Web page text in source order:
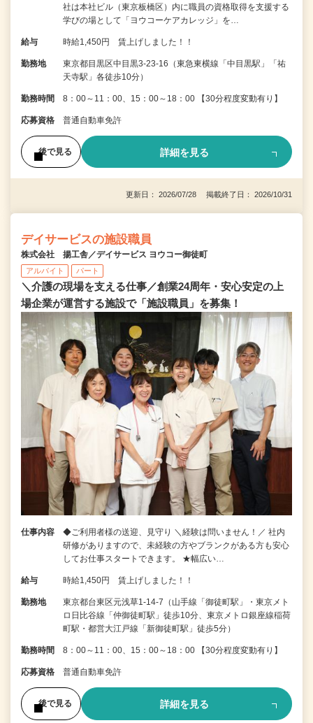
社は本社ビル（東京板橋区）内に職員の資格取得を支援する
学びの場として「ヨウコーケアカレッジ」を…
給与 時給1,450円 賃上げしました！！
勤務地
東京都目黒区中目黒3-23-16（東急東横線「中目黒駅」「祐
天寺駅」各徒歩10分）
勤務時間 8：00～11：00、15：00～18：00 【30分程度変動有り】
応募資格 普通自動車免許
後で見る 詳細を見る
更新日： 2026/07/28 掲載終了日： 2026/10/31
デイサービスの施設職員
株式会社 揚工舎／デイサービス ヨウコー御徒町
アルバイト パート
＼介護の現場を支える仕事／創業24周年・安心安定の上
場企業が運営する施設で「施設職員」を募集！
仕事内容
◆ご利用者様の送迎、見守り ＼経験は問いません！／ 社内
研修がありますので、未経験の方やブランクがある方も安心
してお仕事スタートできます。 ★幅広い…
給与 時給1,450円 賃上げしました！！
勤務地
東京都台東区元浅草1-14-7（山手線「御徒町駅」・東京メト
ロ日比谷線「仲御徒町駅」徒歩10分、東京メトロ銀座線稲荷
町駅・都営大江戸線「新御徒町駅」徒歩5分）
勤務時間 8：00～11：00、15：00～18：00 【30分程度変動有り】
応募資格 普通自動車免許
後で見る 詳細を見る